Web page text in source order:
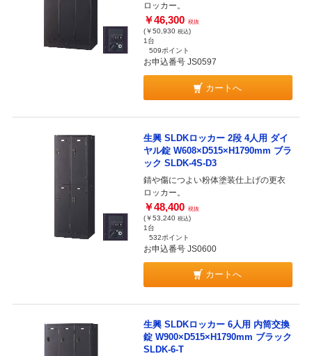
ロッカー。
￥46,300 税抜
(￥50,930 税込)
1台
509ポイント
お申込番号 JS0597
カートへ
生興 SLDKロッカー 2段 4人用 ダイ
ヤル錠 W608×D515×H1790mm ブラ
ック SLDK-4S-D3
錆や傷につよい粉体塗装仕上げの更衣
ロッカー。
￥48,400 税抜
(￥53,240 税込)
1台
532ポイント
お申込番号 JS0600
カートへ
生興 SLDKロッカー 6人用 内筒交換
錠 W900×D515×H1790mm ブラック
SLDK-6-T